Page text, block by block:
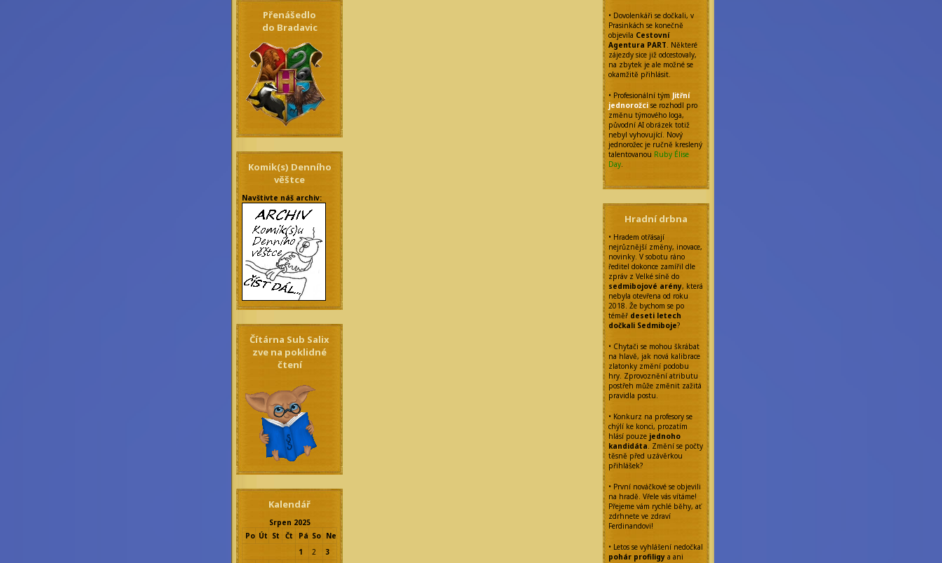
Přenášedlo
do Bradavic
Komik(s) Denního
věštce
Navštivte náš archiv:
Čítárna Sub Salix
zve na poklidné
čtení
Kalendář
Srpen 2025
Po Út St Čt Pá So Ne
1
2
3
• Dovolenkáři se dočkali, v
Prasinkách se konečně
objevila Cestovní
Agentura PART. Některé
zájezdy sice již odcestovaly,
na zbytek je ale možné se
okamžitě přihlásit.
• Profesionální tým Jitřní
jednorožci se rozhodl pro
změnu týmového loga,
původní AI obrázek totiž
nebyl vyhovující. Nový
jednorožec je ručně kreslený
talentovanou Ruby Élise
Day.
Hradní drbna
• Hradem otřásají
nejrůznější změny, inovace,
novinky. V sobotu ráno
ředitel dokonce zamířil dle
zpráv z Velké síně do
sedmibojové arény, která
nebyla otevřena od roku
2018. Že bychom se po
téměř deseti letech
dočkali Sedmiboje?
• Chytači se mohou škrábat
na hlavě, jak nová kalibrace
zlatonky změní podobu
hry. Zprovoznění atributu
postřeh může změnit zažitá
pravidla postu.
• Konkurz na profesory se
chýlí ke konci, prozatím
hlásí pouze jednoho
kandidáta. Změní se počty
těsně před uzávěrkou
přihlášek?
• První nováčkové se objevili
na hradě. Vřele vás vítáme!
Přejeme vám rychlé běhy, ať
zdrhnete ve zdraví
Ferdinandovi!
• Letos se vyhlášení nedočkal
pohár profiligy a ani